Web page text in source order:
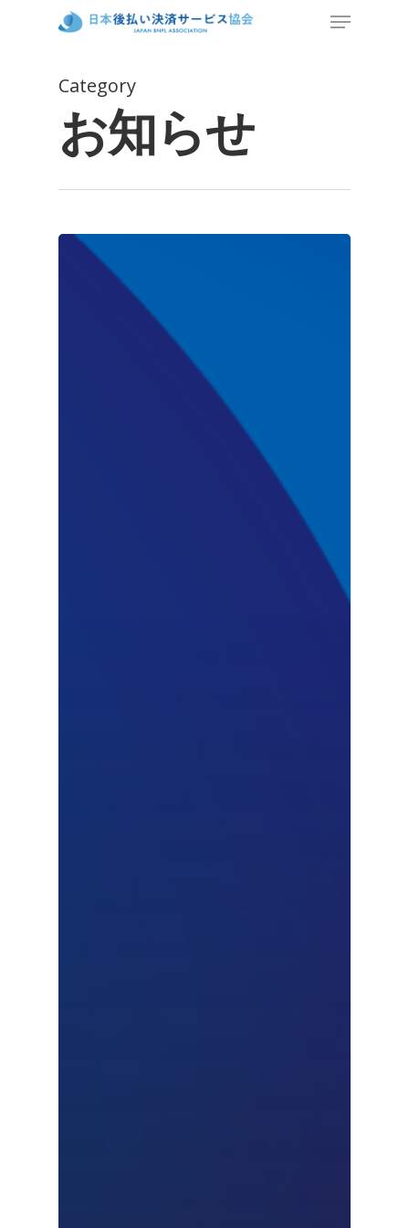
Category
お知らせ